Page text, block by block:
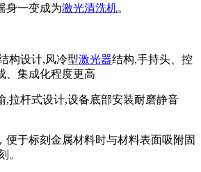
身一变成为激光清洗机。
构设计,风冷型激光器结构,手持头、控
、集成化程度更高
,拉杆式设计,设备底部安装耐磨静音
便于标刻金属材料时与材料表面吸附固
。